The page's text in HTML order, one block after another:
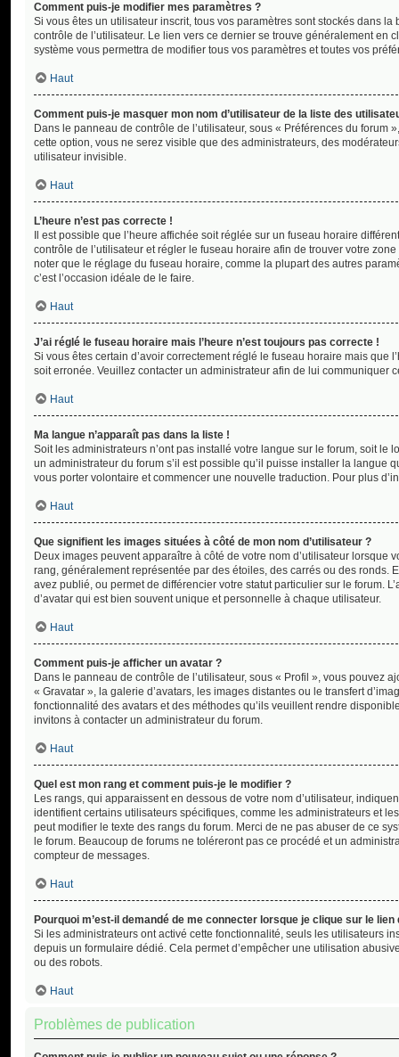
Comment puis-je modifier mes paramètres ?
Si vous êtes un utilisateur inscrit, tous vos paramètres sont stockés dans
contrôle de l’utilisateur. Le lien vers ce dernier se trouve généralement en
système vous permettra de modifier tous vos paramètres et toutes vos
Haut
Comment puis-je masquer mon nom d’utilisateur de la liste des
Dans le panneau de contrôle de l’utilisateur, sous « Préférences du forum
cette option, vous ne serez visible que des administrateurs, des
utilisateur invisible.
Haut
L’heure n’est pas correcte !
Il est possible que l’heure affichée soit réglée sur un fuseau horaire
contrôle de l’utilisateur et régler le fuseau horaire afin de trouver votre
noter que le réglage du fuseau horaire, comme la plupart des autres
c’est l’occasion idéale de le faire.
Haut
J’ai réglé le fuseau horaire mais l’heure n’est toujours pas correcte !
Si vous êtes certain d’avoir correctement réglé le fuseau horaire mais que
soit erronée. Veuillez contacter un administrateur afin de lui communiquer
Haut
Ma langue n’apparaît pas dans la liste !
Soit les administrateurs n’ont pas installé votre langue sur le forum, soit
un administrateur du forum s’il est possible qu’il puisse installer la langue
vous porter volontaire et commencer une nouvelle traduction. Pour plus
Haut
Que signifient les images situées à côté de mon nom d’utilisateur ?
Deux images peuvent apparaître à côté de votre nom d’utilisateur
rang, généralement représentée par des étoiles, des carrés ou des ronds.
avez publié, ou permet de différencier votre statut particulier sur le forum.
d’avatar qui est bien souvent unique et personnelle à chaque utilisateur.
Haut
Comment puis-je afficher un avatar ?
Dans le panneau de contrôle de l’utilisateur, sous « Profil », vous pouvez
« Gravatar », la galerie d’avatars, les images distantes ou le transfert
fonctionnalité des avatars et des méthodes qu’ils veuillent rendre
invitons à contacter un administrateur du forum.
Haut
Quel est mon rang et comment puis-je le modifier ?
Les rangs, qui apparaissent en dessous de votre nom d’utilisateur,
identifient certains utilisateurs spécifiques, comme les administrateurs et
peut modifier le texte des rangs du forum. Merci de ne pas abuser de ce
le forum. Beaucoup de forums ne toléreront pas ce procédé et un
compteur de messages.
Haut
Pourquoi m’est-il demandé de me connecter lorsque je clique sur le
Si les administrateurs ont activé cette fonctionnalité, seuls les utilisateurs
depuis un formulaire dédié. Cela permet d’empêcher une utilisation
ou des robots.
Haut
Problèmes de publication